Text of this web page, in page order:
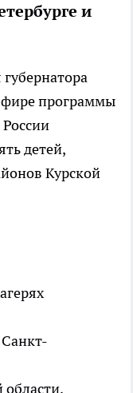
и
программы
детей,
Курской
области,